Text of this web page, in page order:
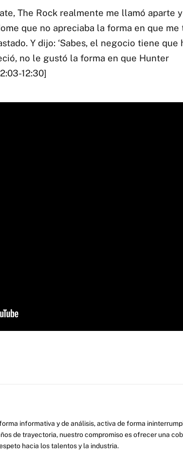
The Rock realmente me llamó aparte
que no apreciaba la forma en que me
Y dijo: ‘Sabes, el negocio tiene que
no le gustó la forma en que Hunter
12:30]
informativa y de análisis, activa de forma
de trayectoria, nuestro compromiso es ofrecer una
hacia los talentos y la industria.